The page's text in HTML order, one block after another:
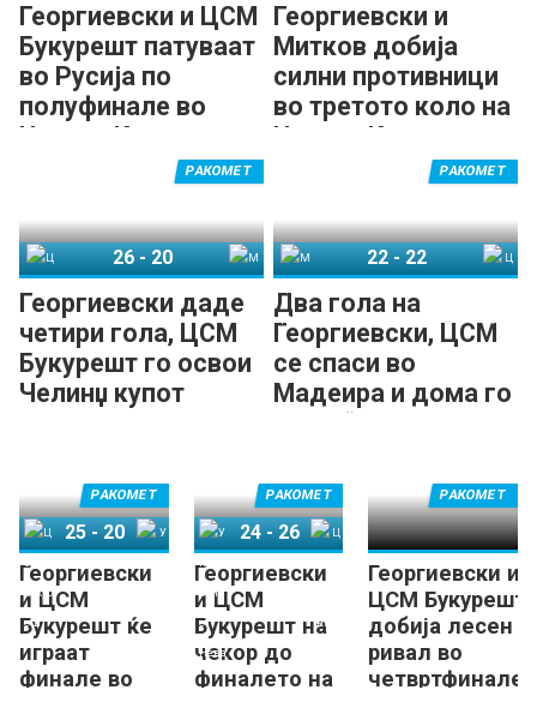
Георгиевски и ЦСМ
Букурешт патуваат
во Русија по
полуфинале во
Челинџ Купот
Георгиевски и
Митков добија
силни противници
во третото коло на
Челинџ Купот
Георгиевски даде
четири гола, ЦСМ
Букурешт го освои
Челинџ купот
РАКОМЕТ
26-20
Два гола на
Георгиевски, ЦСМ
се спаси во
Мадеира и дома го
„лови“ Челинџ
РАКОМЕТ
22-22
Георгиевски
и ЦСМ
Букурешт ќе
играат
финале во
РАКОМЕТ
ЦСМ Букурешт
25 - 20
Универзитет-Нева
Георгиевски
и ЦСМ
Букурешт на
чекор до
финалето на
РАКОМЕТ
Универзитет-Нева
24- 26
Георгиевски и
ЦСМ Букурешт
добија лесен
ривал во
РАКОМЕТ